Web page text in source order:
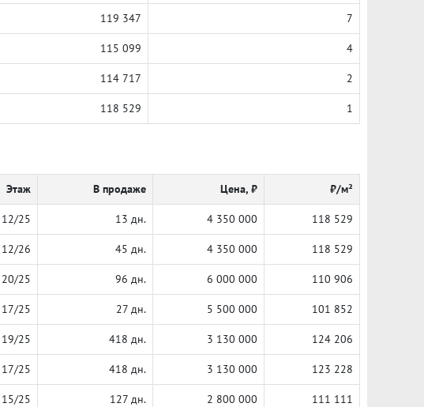
119 347 7
115 099 4
114 717 2
118 529 1
Этаж В продаже Цена, ₽ ₽/м²
12/25 13 дн. 4 350 000 118 529
12/26 45 дн. 4 350 000 118 529
20/25 96 дн. 6 000 000 110 906
17/25 27 дн. 5 500 000 101 852
19/25 418 дн. 3 130 000 124 206
17/25 418 дн. 3 130 000 123 228
15/25 127 дн. 2 800 000 111 111